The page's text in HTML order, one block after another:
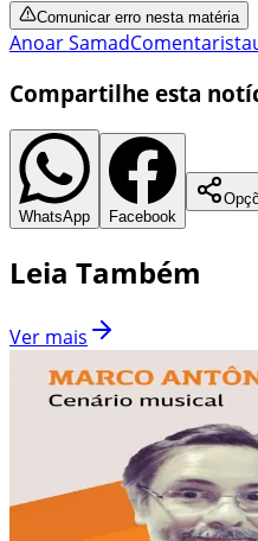
Comunicar erro nesta matéria
Anoar SamadComentarista
Compartilhe esta
WhatsApp Facebook
Leia Também
Ver mais